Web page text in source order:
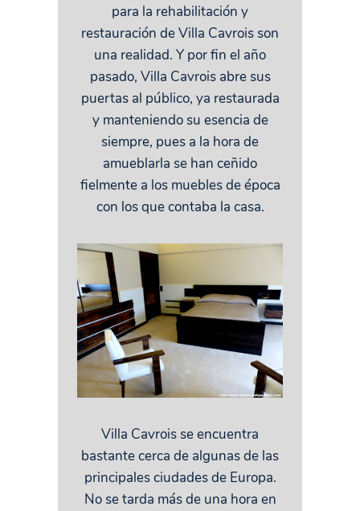
para la rehabilitación y
restauración de Villa Cavrois son
una realidad. Y por fin el año
pasado, Villa Cavrois abre sus
puertas al público, ya restaurada
y manteniendo su esencia de
siempre, pues a la hora de
amueblarla se han ceñido
fielmente a los muebles de época
con los que contaba la casa.
Villa Cavrois se encuentra
bastante cerca de algunas de las
principales ciudades de Europa.
No se tarda más de una hora en